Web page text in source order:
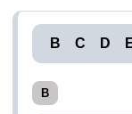
B C D
B